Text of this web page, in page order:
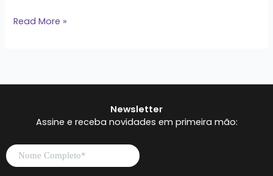
Read More »
Newsletter
Assine e receba novidades em primeira mão: